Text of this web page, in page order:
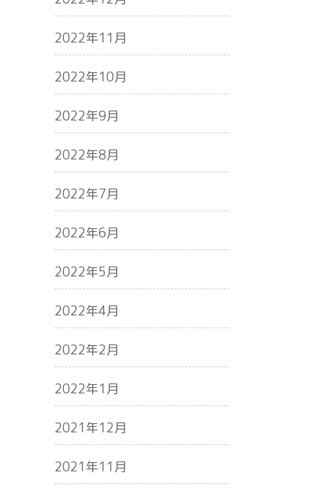
2022年11月
2022年10月
2022年9月
2022年8月
2022年7月
2022年6月
2022年5月
2022年4月
2022年2月
2022年1月
2021年12月
2021年11月